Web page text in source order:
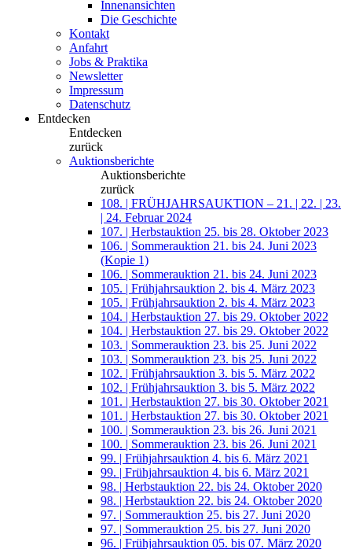
Innenansichten
Die Geschichte
Kontakt
Anfahrt
Jobs & Praktika
Newsletter
Impressum
Datenschutz
Entdecken
Entdecken
zurück
Auktionsberichte
Auktionsberichte
zurück
108. | FRÜHJAHRSAUKTION – 21. | 22. | 23.
| 24. Februar 2024
107. | Herbstauktion 25. bis 28. Oktober 2023
106. | Sommerauktion 21. bis 24. Juni 2023
(Kopie 1)
106. | Sommerauktion 21. bis 24. Juni 2023
105. | Frühjahrsauktion 2. bis 4. März 2023
105. | Frühjahrsauktion 2. bis 4. März 2023
104. | Herbstauktion 27. bis 29. Oktober 2022
104. | Herbstauktion 27. bis 29. Oktober 2022
103. | Sommerauktion 23. bis 25. Juni 2022
103. | Sommerauktion 23. bis 25. Juni 2022
102. | Frühjahrsauktion 3. bis 5. März 2022
102. | Frühjahrsauktion 3. bis 5. März 2022
101. | Herbstauktion 27. bis 30. Oktober 2021
101. | Herbstauktion 27. bis 30. Oktober 2021
100. | Sommerauktion 23. bis 26. Juni 2021
100. | Sommerauktion 23. bis 26. Juni 2021
99. | Frühjahrsauktion 4. bis 6. März 2021
99. | Frühjahrsauktion 4. bis 6. März 2021
98. | Herbstauktion 22. bis 24. Oktober 2020
98. | Herbstauktion 22. bis 24. Oktober 2020
97. | Sommerauktion 25. bis 27. Juni 2020
97. | Sommerauktion 25. bis 27. Juni 2020
96. | Frühjahrsauktion 05. bis 07. März 2020